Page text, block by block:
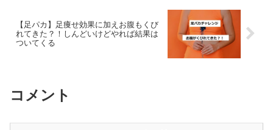
【足パカ】足痩せ効果に加えお腹もくび
れてきた？！しんどいけどやれば結果は
ついてくる
コメント